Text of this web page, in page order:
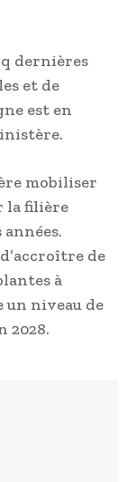
dernières
et de
est en
mobiliser
la filière
de
à
niveau de
2028.